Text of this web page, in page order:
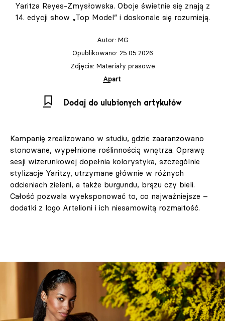
Yaritza Reyes-Zmysłowska. Oboje świetnie się znają z
14. edycji show „Top Model” i doskonale się rozumieją.
Autor: MG
Opublikowano: 25.05.2026
Zdjęcia: Materiały prasowe
Apart
Dodaj do ulubionych artykułów
Kampanię zrealizowano w studiu, gdzie zaaranżowano
stonowane, wypełnione roślinnością wnętrza. Oprawę
sesji wizerunkowej dopełnia kolorystyka, szczególnie
stylizacje Yaritzy, utrzymane głównie w różnych
odcieniach zieleni, a także burgundu, brązu czy bieli.
Całość pozwala wyeksponować to, co najważniejsze –
dodatki z logo Artelioni i ich niesamowitą rozmaitość.